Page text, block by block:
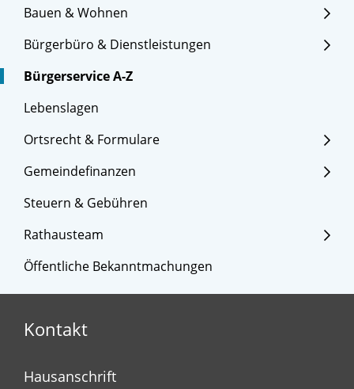
Bauen & Wohnen
Bürgerbüro & Dienstleistungen
Bürgerservice A-Z
Lebenslagen
Ortsrecht & Formulare
Gemeindefinanzen
Steuern & Gebühren
Rathausteam
Öffentliche Bekanntmachungen
Kontakt
Hausanschrift